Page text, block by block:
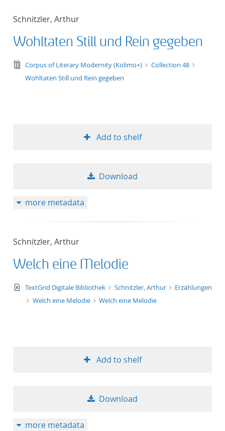
Schnitzler, Arthur
Wohltaten Still und Rein gegeben
text/tg.edition+tg.aggregation+xml
Corpus of Literary Modernity (Kolimo+)
Collection 48
Wohltaten Still und Rein gegeben
Add to shelf
Download
more metadata
Schnitzler, Arthur
Welch eine Melodie
text/xml
TextGrid Digitale Bibliothek Schnitzler, Arthur
Erzählungen
Welch eine Melodie
Welch eine Melodie
Add to shelf
Download
more metadata